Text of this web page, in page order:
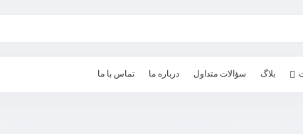
بلاگ سؤالات متداول درباره ما تماس با ما